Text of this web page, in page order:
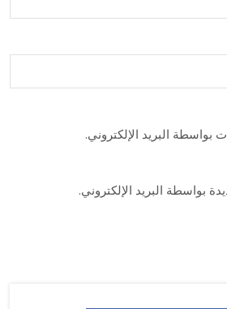
بواسطة البريد الإلكتروني.
بواسطة البريد الإلكتروني.